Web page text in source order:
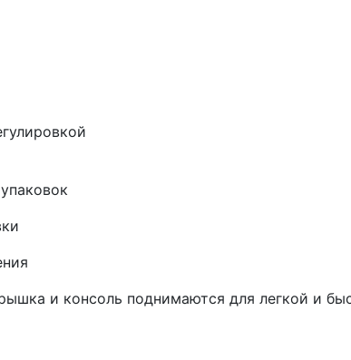
и консоль поднимаются для легкой и